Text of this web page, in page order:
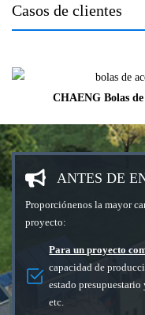
Casos de clientes
CHAENG Bolas
ANTES DE
Proporciónenos la mayor
proyecto:
Para un proyecto
capacidad de
estado
etc.